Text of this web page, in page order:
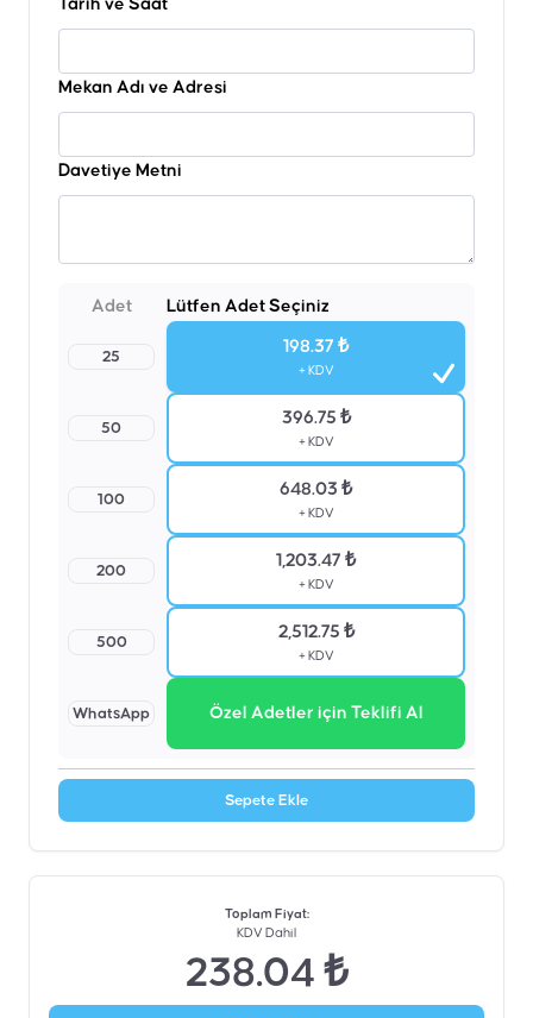
Tarih ve Saat
Mekan Adı ve Adresi
Davetiye Metni
Adet Lütfen Adet Seçiniz
25
198.37 ₺
+ KDV
50
396.75 ₺
+ KDV
100
648.03 ₺
+ KDV
200
1,203.47 ₺
+ KDV
500
2,512.75 ₺
+ KDV
WhatsApp Özel Adetler için Teklifi Al
Sepete Ekle
Toplam Fiyat:
KDV Dahil
238.04 ₺